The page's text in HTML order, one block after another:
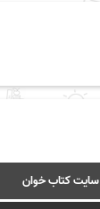
سایت کتاب خوان